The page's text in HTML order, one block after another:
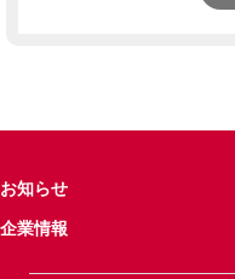
お知らせ
企業情報